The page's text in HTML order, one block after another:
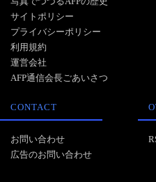
サイトポリシー
プライバシーポリシー
利用規約
運営会社
AFP通信会長ごあいさつ
CONTACT
お問い合わせ
広告のお問い合わせ